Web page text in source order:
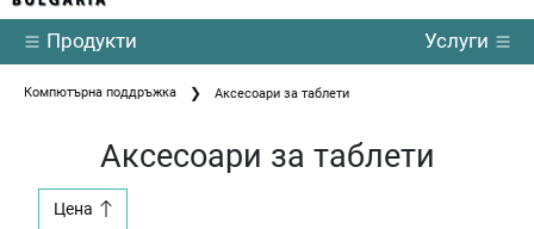
Продукти Услуги
Компютърна поддръжка Аксесоари за таблети
Аксесоари за таблети
Цена